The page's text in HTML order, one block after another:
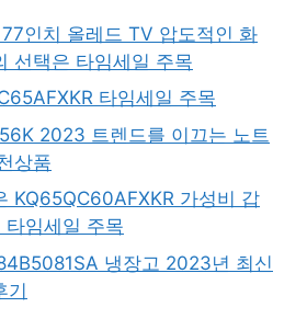
인치 올레드 TV 압도적인 화
선택은 타임세일 주목
타임세일 주목
2023 트렌드를 이끄는 노트
상품
KQ65QC60AFXKR 가성비 갑
임세일 주목
냉장고 2023년 최신
기